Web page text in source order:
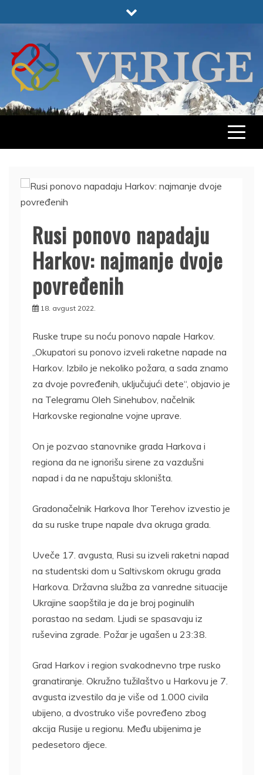
to
VERIGE
ODABRANO
Rusi ponovo napadaju
Harkov: najmanje dvoje
povređenih
18. avgust 2022.
Ruske trupe su noću ponovo napale Harkov.
„Okupatori su ponovo izveli raketne napade na
Harkov. Izbilo je nekoliko požara, a sada znamo
za dvoje povređenih, uključujući dete“, objavio je
na Telegramu Oleh Sinehubov, načelnik
Harkovske regionalne vojne uprave.
On je pozvao stanovnike grada Harkova i
regiona da ne ignorišu sirene za vazdušni
napad i da ne napuštaju skloništa.
Gradonačelnik Harkova Ihor Terehov izvestio je
da su ruske trupe napale dva okruga grada.
Uveče 17. avgusta, Rusi su izveli raketni napad
na studentski dom u Saltivskom okrugu grada
Harkova. Državna služba za vanredne situacije
Ukrajine saopštila je da je broj poginulih
porastao na sedam. Ljudi se spasavaju iz
ruševina zgrade. Požar je ugašen u 23:38.
Grad Harkov i region svakodnevno trpe rusko
granatiranje. Okružno tužilaštvo u Harkovu je 7.
avgusta izvestilo da je više od 1.000 civila
ubijeno, a dvostruko više povređeno zbog
akcija Rusije u regionu. Među ubijenima je
pedesetoro djece.